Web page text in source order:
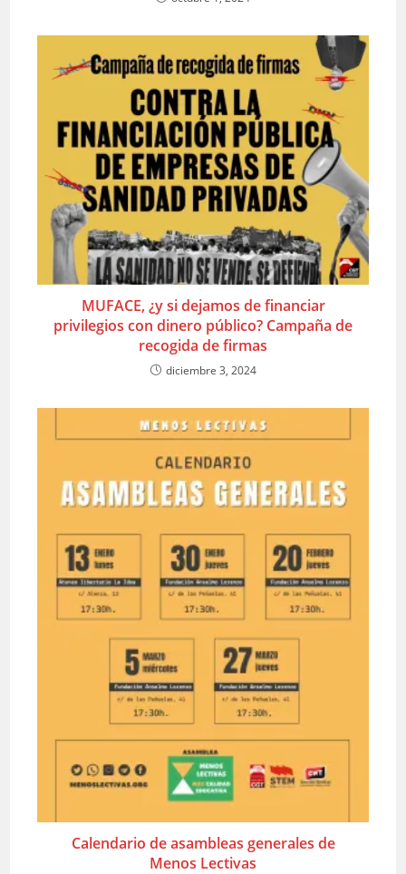
MUFACE, ¿y si dejamos de financiar
privilegios con dinero público? Campaña de
recogida de firmas
diciembre 3, 2024
Calendario de asambleas generales de
Menos Lectivas